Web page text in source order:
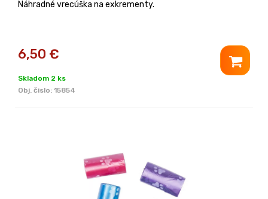
Náhradné vrecúška na exkrementy.
6,50 €
Skladom 2 ks
Obj. čislo: 15854